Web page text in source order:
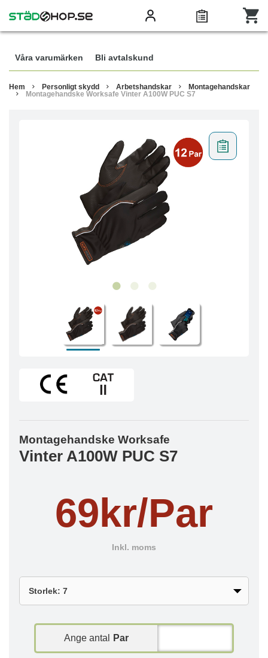
Våra varumärken Bli avtalskund
Hem Personligt skydd Arbetshandskar
Montagehandskar
Montagehandske Worksafe Vinter A100W PUC S7
Montagehandske Worksafe
Vinter A100W PUC S7
69kr/Par
Inkl. moms
Ange antal Par